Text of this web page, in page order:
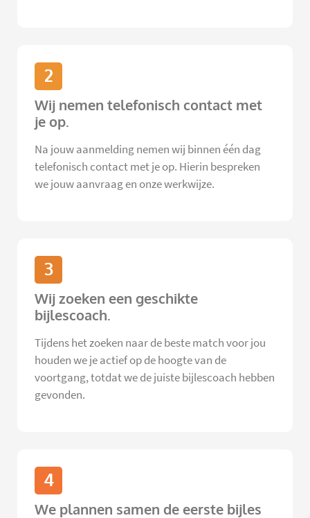
2
Wij nemen telefonisch contact met
je op.
Na jouw aanmelding nemen wij binnen één dag
telefonisch contact met je op. Hierin bespreken
we jouw aanvraag en onze werkwijze.
3
Wij zoeken een geschikte
bijlescoach.
Tijdens het zoeken naar de beste match voor jou
houden we je actief op de hoogte van de
voortgang, totdat we de juiste bijlescoach hebben
gevonden.
4
We plannen samen de eerste bijles